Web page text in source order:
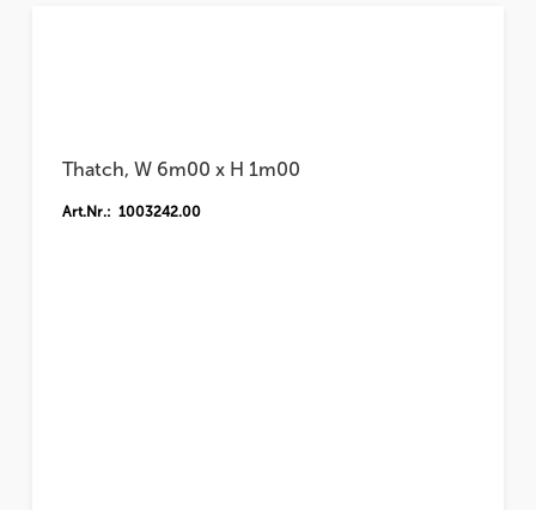
Thatch, W 6m00 x H 1m00
Art.Nr.: 1003242.00